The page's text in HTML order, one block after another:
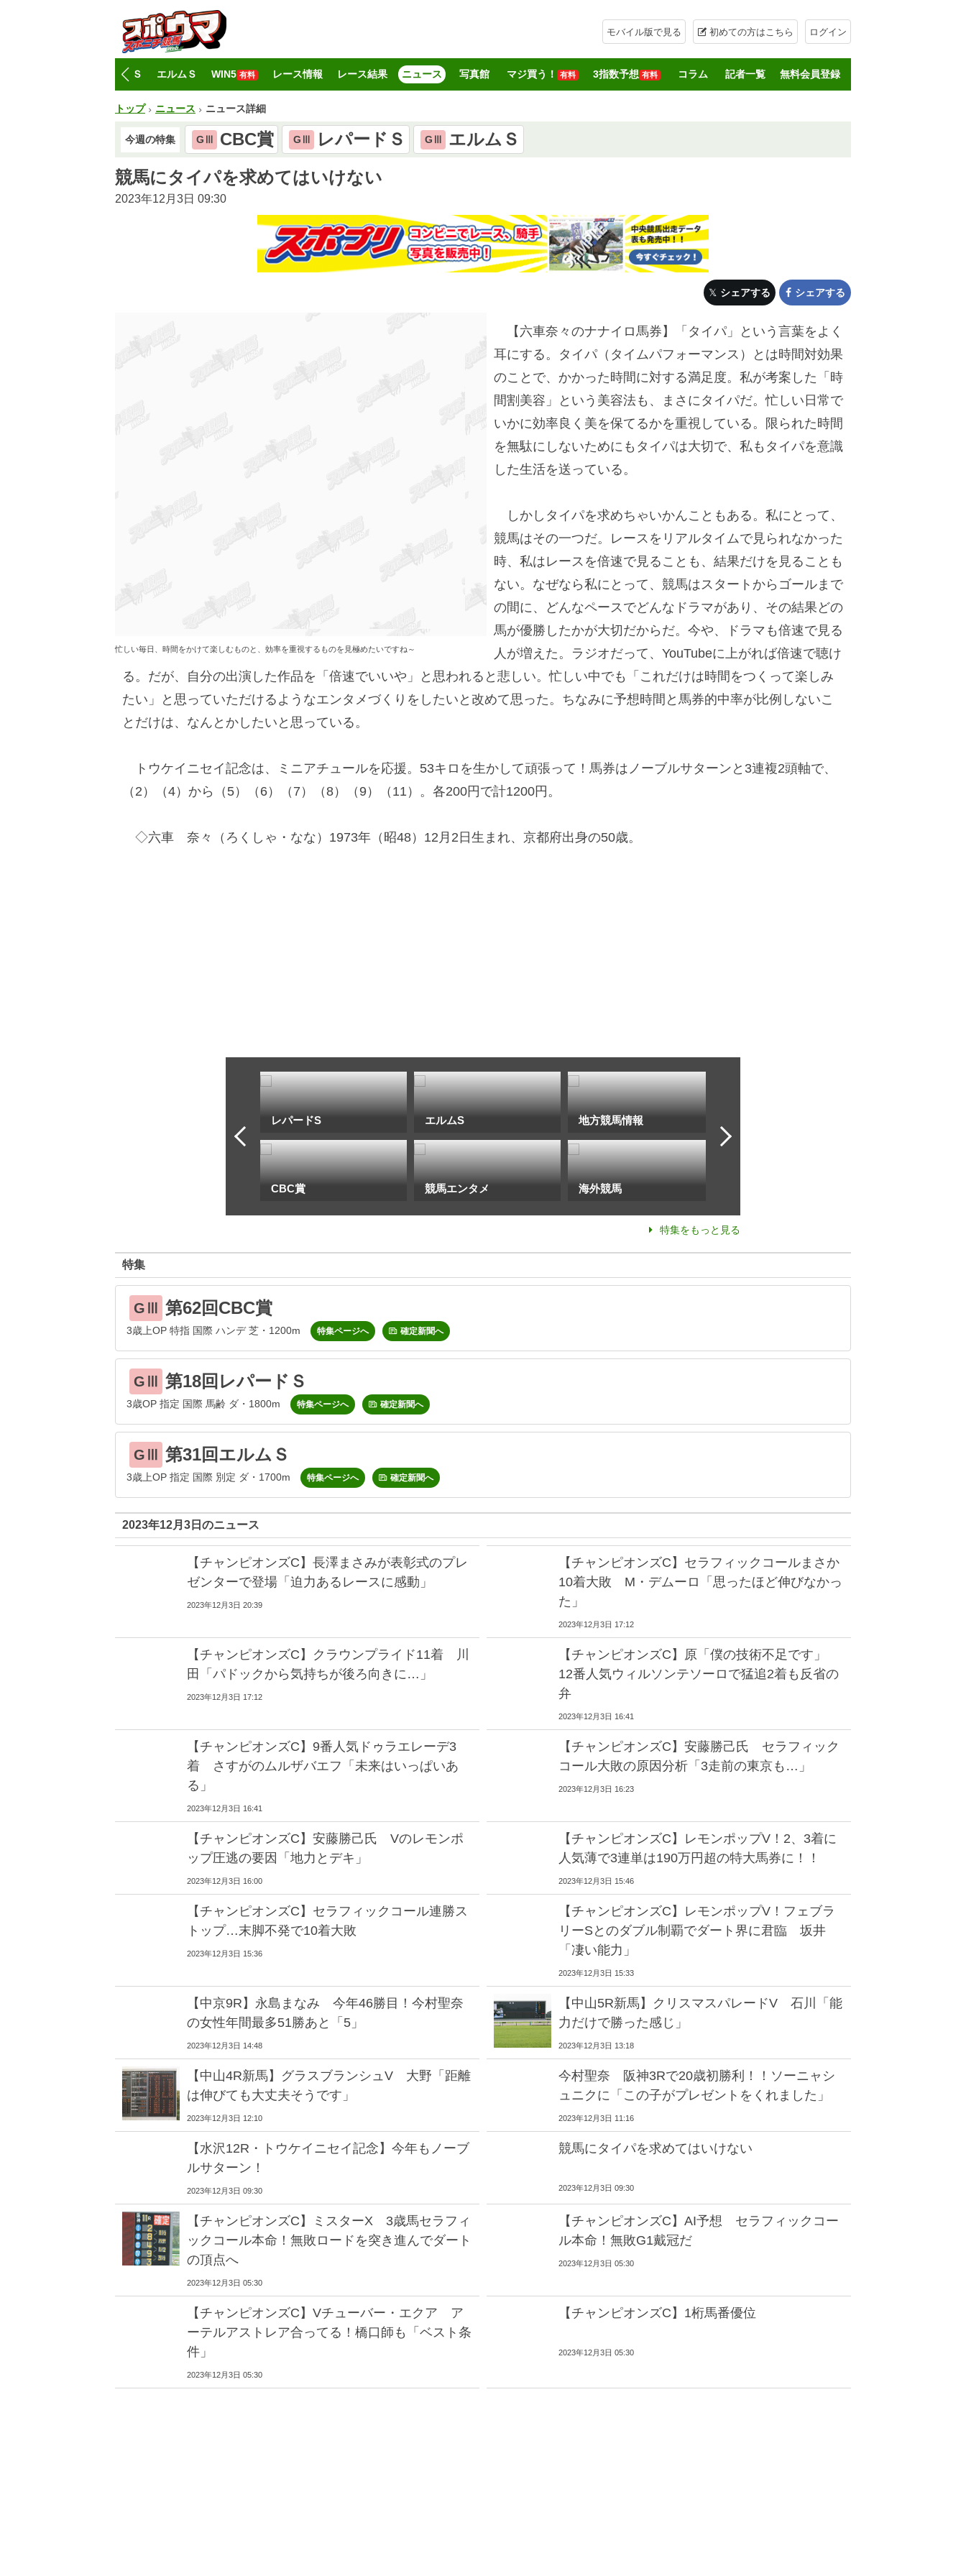
モバイル版で見る 初めての方はこちら ログイン
レパードＳ エルムＳ WIN5 有料 レース情報 レース結果 ニュース 写真館 マジ買う！ 有料 3指数予想 有料 コラム 記者一覧 無料会員登録
トップ ニュース ニュース詳細
今週の特集 GⅢ CBC賞 GⅢ レパードＳ GⅢ
エルムＳ
競馬にタイパを求めてはいけない
2023年12月3日 09:30
シェアする シェアする
忙しい毎日、時間をかけて楽しむものと、効率を重視するものを見極めたいですね～
【六車奈々のナナイロ馬券】「タイパ」という言葉をよく
耳にする。タイパ（タイムパフォーマンス）とは時間対効果
のことで、かかった時間に対する満足度。私が考案した「時
間割美容」という美容法も、まさにタイパだ。忙しい日常で
いかに効率良く美を保てるかを重視している。限られた時間
を無駄にしないためにもタイパは大切で、私もタイパを意識
した生活を送っている。
しかしタイパを求めちゃいかんこともある。私にとって、
競馬はその一つだ。レースをリアルタイムで見られなかった
時、私はレースを倍速で見ることも、結果だけを見ることも
ない。なぜなら私にとって、競馬はスタートからゴールまで
の間に、どんなペースでどんなドラマがあり、その結果どの
馬が優勝したかが大切だからだ。今や、ドラマも倍速で見る
人が増えた。ラジオだって、YouTubeに上がれば倍速で聴け
る。だが、自分の出演した作品を「倍速でいいや」と思われると悲しい。忙しい中でも「これだけは時間をつくって楽しみ
たい」と思っていただけるようなエンタメづくりをしたいと改めて思った。ちなみに予想時間と馬券的中率が比例しないこ
とだけは、なんとかしたいと思っている。
トウケイニセイ記念は、ミニアチュールを応援。53キロを生かして頑張って！馬券はノーブルサターンと3連複2頭軸で、
（2）（4）から（5）（6）（7）（8）（9）（11）。各200円で計1200円。
◇六車 奈々（ろくしゃ・なな）1973年（昭48）12月2日生まれ、京都府出身の50歳。
レパードS
CBC賞
エルムS
競馬エンタメ
地方競馬情報
海外競馬
特集をもっと見る
特集
GⅢ 第62回CBC賞
3歳上OP 特指 国際 ハンデ 芝・1200m 特集ページへ 確定新聞へ
GⅢ 第18回レパードＳ
3歳OP 指定 国際 馬齢 ダ・1800m 特集ページへ 確定新聞へ
GⅢ 第31回エルムＳ
3歳上OP 指定 国際 別定 ダ・1700m 特集ページへ 確定新聞へ
2023年12月3日のニュース
【チャンピオンズC】長澤まさみが表彰式のプレ
ゼンターで登場「迫力あるレースに感動」
2023年12月3日 20:39
【チャンピオンズC】セラフィックコールまさか
10着大敗 M・デムーロ「思ったほど伸びなかっ
た」
2023年12月3日 17:12
【チャンピオンズC】クラウンプライド11着 川
田「パドックから気持ちが後ろ向きに…」
2023年12月3日 17:12
【チャンピオンズC】原「僕の技術不足です」
12番人気ウィルソンテソーロで猛追2着も反省の
弁
2023年12月3日 16:41
【チャンピオンズC】9番人気ドゥラエレーデ3
着 さすがのムルザバエフ「未来はいっぱいあ
る」
2023年12月3日 16:41
【チャンピオンズC】安藤勝己氏 セラフィック
コール大敗の原因分析「3走前の東京も…」
2023年12月3日 16:23
【チャンピオンズC】安藤勝己氏 Vのレモンポ
ップ圧逃の要因「地力とデキ」
2023年12月3日 16:00
【チャンピオンズC】レモンポップV！2、3着に
人気薄で3連単は190万円超の特大馬券に！！
2023年12月3日 15:46
【チャンピオンズC】セラフィックコール連勝ス
トップ…末脚不発で10着大敗
2023年12月3日 15:36
【チャンピオンズC】レモンポップV！フェブラ
リーSとのダブル制覇でダート界に君臨 坂井
「凄い能力」
2023年12月3日 15:33
【中京9R】永島まなみ 今年46勝目！今村聖奈
の女性年間最多51勝あと「5」
2023年12月3日 14:48
【中山5R新馬】クリスマスパレードV 石川「能
力だけで勝った感じ」
2023年12月3日 13:18
【中山4R新馬】グラスブランシュV 大野「距離
は伸びても大丈夫そうです」
2023年12月3日 12:10
今村聖奈 阪神3Rで20歳初勝利！！ソーニャシ
ュニクに「この子がプレゼントをくれました」
2023年12月3日 11:16
【水沢12R・トウケイニセイ記念】今年もノーブ
ルサターン！
2023年12月3日 09:30
競馬にタイパを求めてはいけない
2023年12月3日 09:30
【チャンピオンズC】ミスターX 3歳馬セラフィ
ックコール本命！無敗ロードを突き進んでダート
の頂点へ
2023年12月3日 05:30
【チャンピオンズC】AI予想 セラフィックコー
ル本命！無敗G1戴冠だ
2023年12月3日 05:30
【チャンピオンズC】Vチューバー・エクア ア
ーテルアストレア合ってる！橋口師も「ベスト条
件」
2023年12月3日 05:30
【チャンピオンズC】1桁馬番優位
2023年12月3日 05:30